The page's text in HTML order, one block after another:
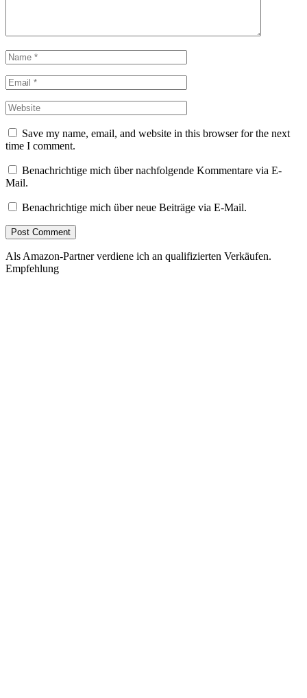
Save my name, email, and website in this browser for the next
time I comment.
Benachrichtige mich über nachfolgende Kommentare via E-
Mail.
Benachrichtige mich über neue Beiträge via E-Mail.
Als Amazon-Partner verdiene ich an qualifizierten Verkäufen.
Empfehlung